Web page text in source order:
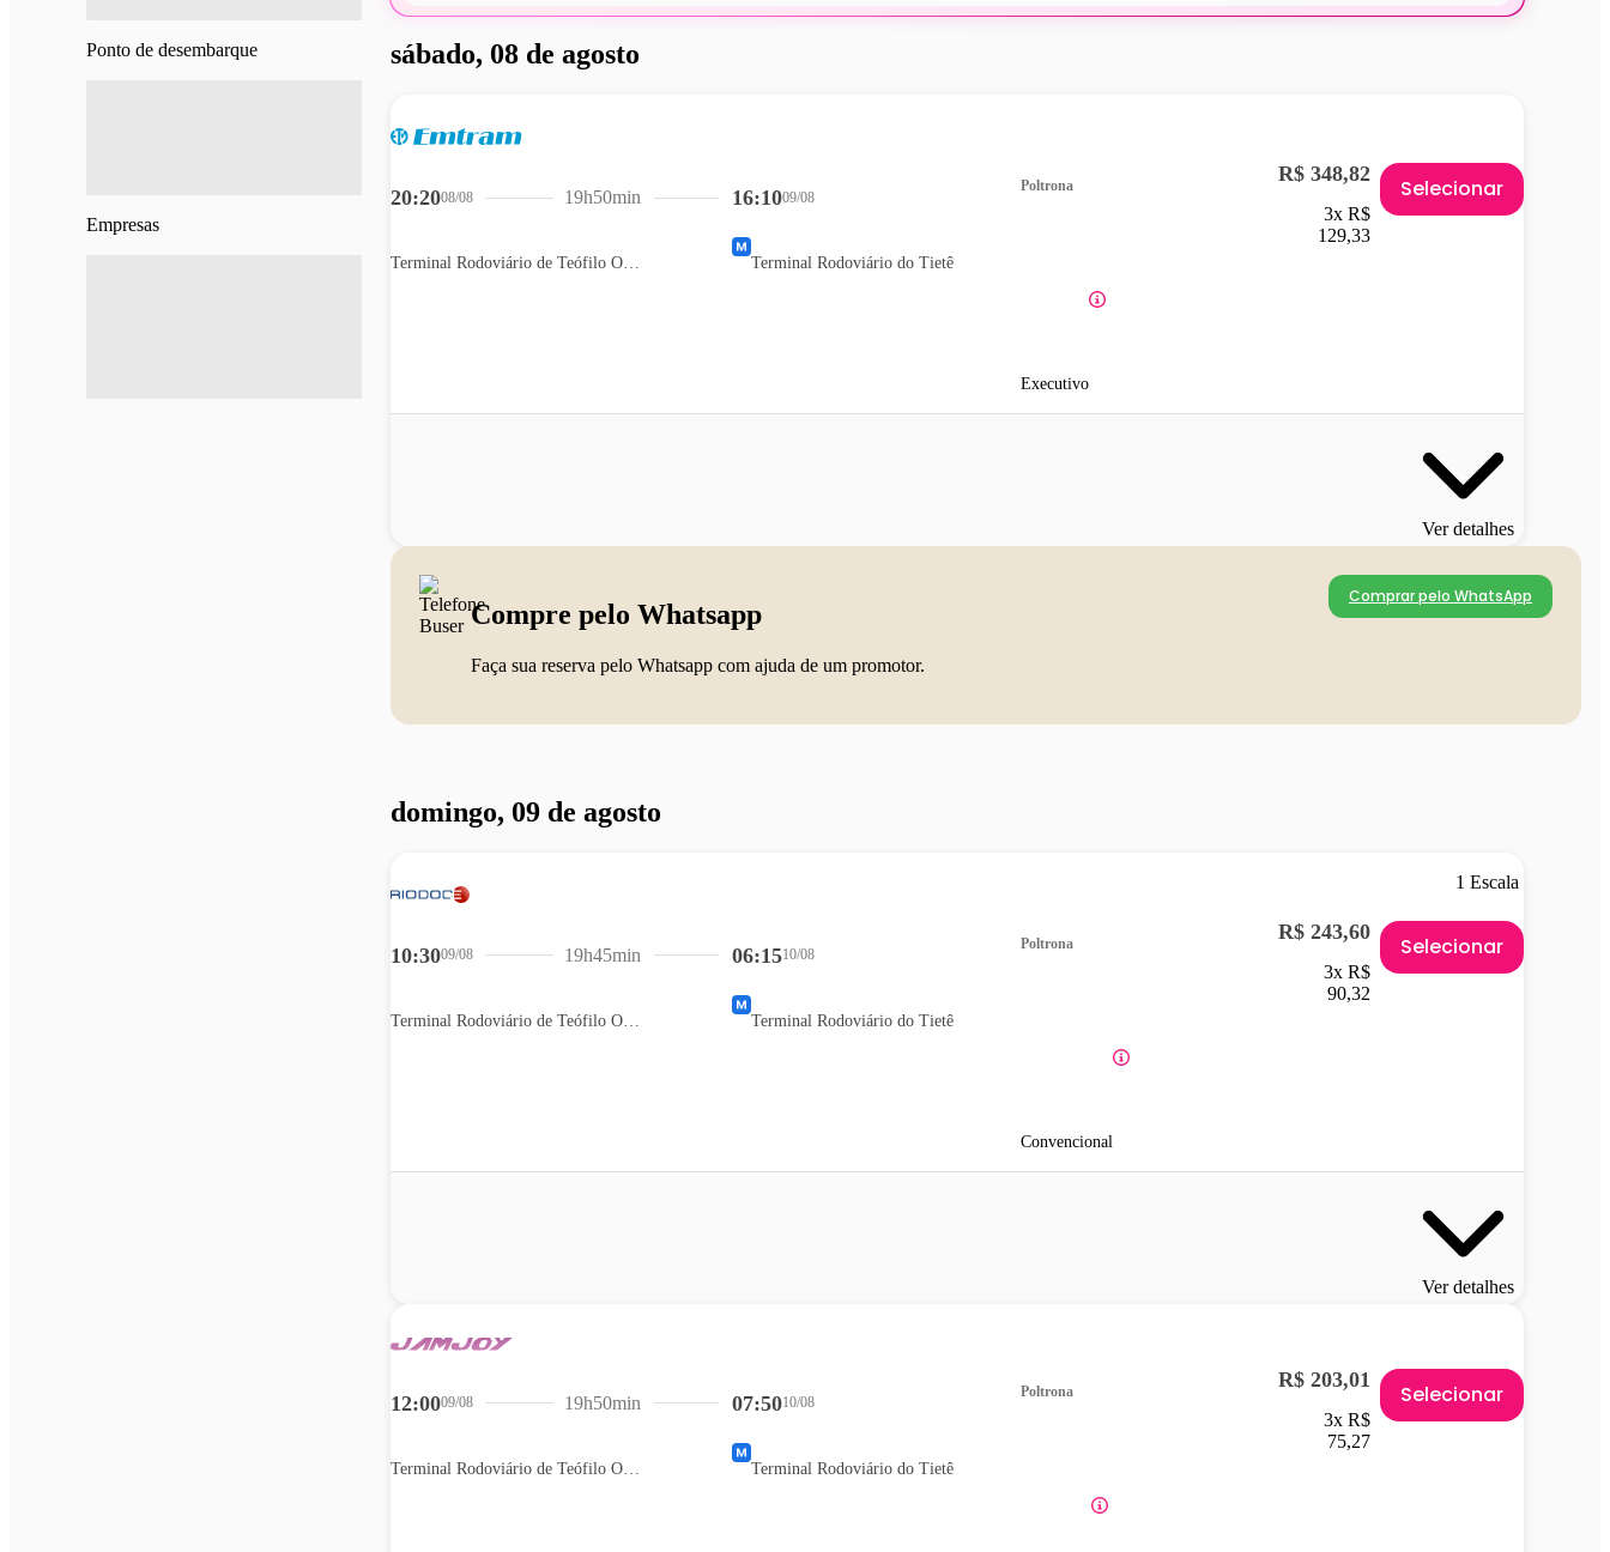
Ponto de desembarque
Empresas
sábado, 08 de agosto
20:2008/08
Terminal Rodoviário de Teófilo Otoni
16:1009/08
Terminal Rodoviário do Tietê
19h50min
Poltrona
Executivo
R$ 348,82
3x R$
129,33
Selecionar
Ver detalhes
Compre pelo Whatsapp
Faça sua reserva pelo Whatsapp com ajuda de um promotor.
Comprar pelo WhatsApp
domingo, 09 de agosto
1 Escala
10:3009/08 06:1510/08
Terminal Rodoviário do Tietê
19h45min
Poltrona
Convencional
R$ 243,60
3x R$
90,32
Selecionar
Ver detalhes
12:0009/08 07:5010/08
Terminal Rodoviário do Tietê
19h50min
Poltrona R$ 203,01
3x R$
75,27
Selecionar